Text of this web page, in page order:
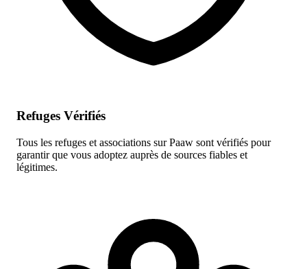
Refuges Vérifiés
Tous les refuges et associations sur Paaw sont vérifiés pour
garantir que vous adoptez auprès de sources fiables et
légitimes.